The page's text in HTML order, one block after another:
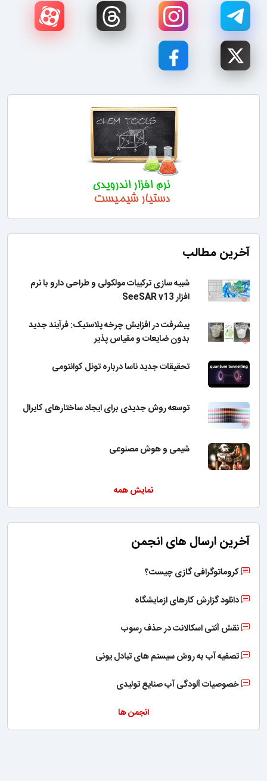
آخرین مطالب
شبیه سازی ترکیبات مولکولی و طراحی دارو با نرم
افزار SeeSAR v13
پیشرفت در افزایش چرخه پلاستیک: فرآیند جدید
بدون ضایعات و مقیاس پذیر
تحقیقات جدید ناسا درباره تونل کوانتومی
توسعه روش جدیدی برای ایجاد ساختارهای کایرال
شیمی و هوش مصنوعی
نمایش همه
آخرین ارسال های انجمن
کروماتوگرافی گازی چیست؟
دانلود گزارش کارهای ازمایشگاه
نقش آنتی اسکالانت در حذف رسوب
تصفیه آب به روش سیستم های تبادل یونی
خصوصیات آلودگی آب صنایع تولیدی
انجمن ها